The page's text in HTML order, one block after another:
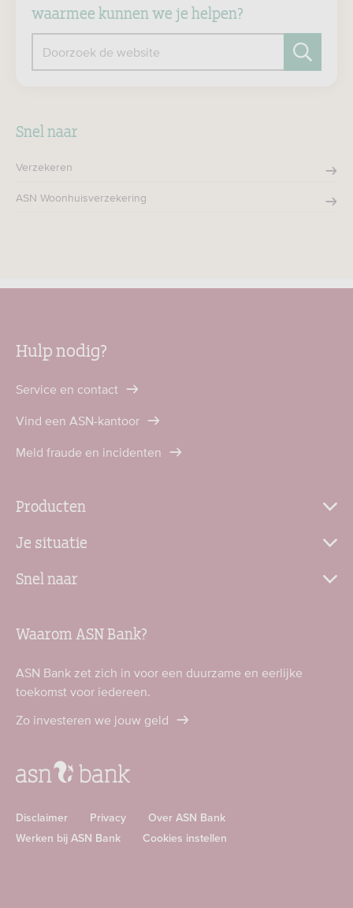
waarmee kunnen we je helpen?
Doorzoek de website
Snel naar
Verzekeren
ASN Woonhuisverzekering
Hulp nodig?
Service en contact
Vind een ASN-kantoor
Meld fraude en incidenten
Producten
Je situatie
Snel naar
Waarom ASN Bank?
ASN Bank zet zich in voor een duurzame en eerlijke
toekomst voor iedereen.
Zo investeren we jouw geld
Disclaimer Privacy
Over ASN Bank
Werken bij ASN Bank
Cookies instellen